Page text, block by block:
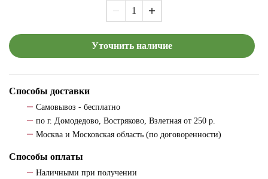
Уточнить наличие
Способы доставки
Самовывоз - бесплатно
по г. Домодедово, Востряково, Взлетная от 250 р.
Москва и Московская область (по договоренности)
Способы оплаты
Наличными при получении